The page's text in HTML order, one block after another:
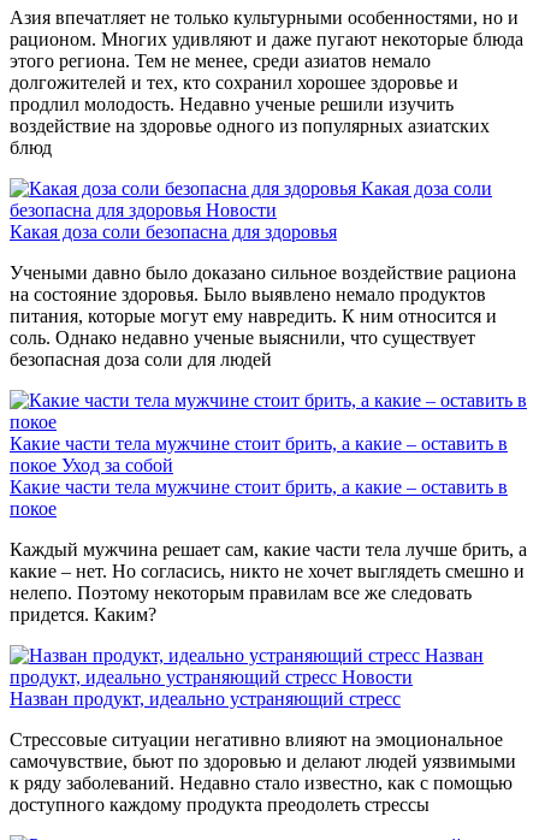
Азия впечатляет не только культурными особенностями, но и
рационом. Многих удивляют и даже пугают некоторые блюда
этого региона. Тем не менее, среди азиатов немало
долгожителей и тех, кто сохранил хорошее здоровье и
продлил молодость. Недавно ученые решили изучить
воздействие на здоровье одного из популярных азиатских
блюд
Какая доза соли
безопасна для здоровья Новости
Какая доза соли безопасна для здоровья
Учеными давно было доказано сильное воздействие рациона
на состояние здоровья. Было выявлено немало продуктов
питания, которые могут ему навредить. К ним относится и
соль. Однако недавно ученые выяснили, что существует
безопасная доза соли для людей
Какие части тела мужчине стоит брить, а какие – оставить в
покое Уход за собой
Какие части тела мужчине стоит брить, а какие – оставить в
покое
Каждый мужчина решает сам, какие части тела лучше брить, а
какие – нет. Но согласись, никто не хочет выглядеть смешно и
нелепо. Поэтому некоторым правилам все же следовать
придется. Каким?
Назван
продукт, идеально устраняющий стресс Новости
Назван продукт, идеально устраняющий стресс
Стрессовые ситуации негативно влияют на эмоциональное
самочувствие, бьют по здоровью и делают людей уязвимыми
к ряду заболеваний. Недавно стало известно, как с помощью
доступного каждому продукта преодолеть стрессы